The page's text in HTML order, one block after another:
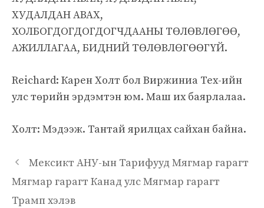
ХУДАЛДАН АВАХ,
ХОЛБОГДОГДОГДОГЧДААНЫ ТӨЛӨВЛӨГӨӨ,
АЖИЛЛАГАА, БИДНИЙ ТӨЛӨВЛӨГӨӨГҮЙ.
Reichard: Карен Холт бол Виржиниа Тех-ийн
улс төрийн эрдэмтэн юм. Маш их баярлалаа.
Холт: Мэдээж. Тантай ярилцах сайхан байна.
Мексикт АНУ-ын Тарифууд Мягмар гарагт
Мягмар гарагт Канад улс Мягмар гарагт
Трамп хэлэв